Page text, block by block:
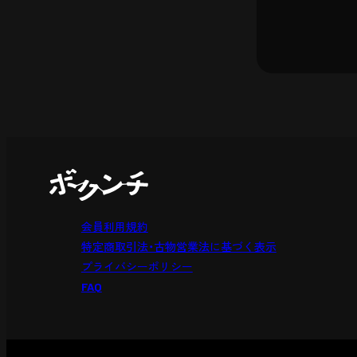
会員利用規約
特定商取引法・古物営業法に基づく表示
プライバシーポリシー
FAQ